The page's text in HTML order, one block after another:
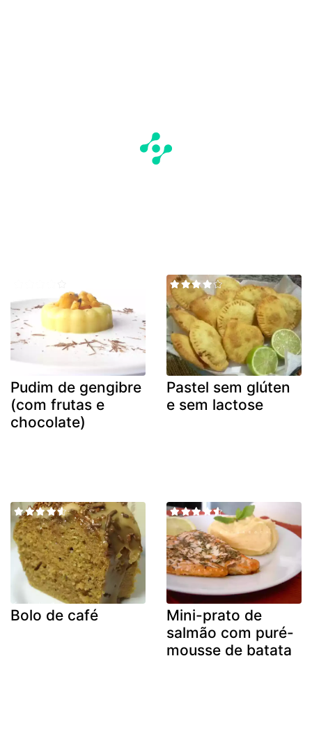
Pudim de gengibre
(com frutas e
chocolate)
Pastel sem glúten
e sem lactose
Bolo de café
Mini-prato de
salmão com puré-
mousse de batata